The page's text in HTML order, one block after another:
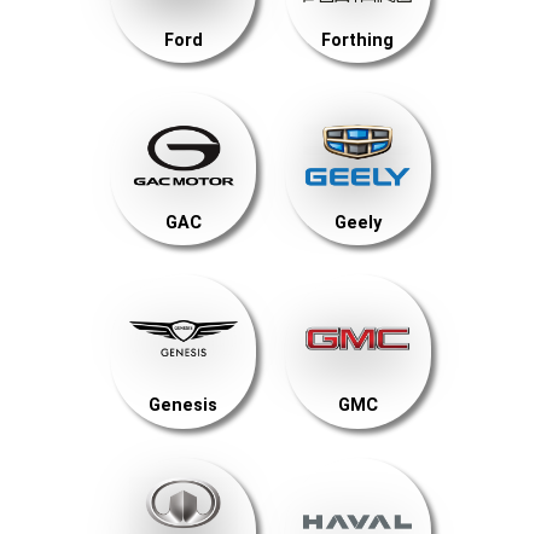
Ford Forthing
GAC Geely
Genesis GMC